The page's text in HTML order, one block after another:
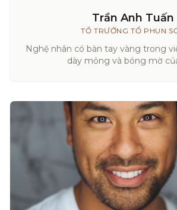
Trần Anh Tuấn
TỔ TRƯỞNG TỔ PHUN
Nghệ nhân có bàn tay vàng trong
dày mỏng và bóng mờ